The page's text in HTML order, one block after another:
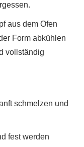
aus dem Ofen
Form abkühlen
vollständig
schmelzen und
fest werden